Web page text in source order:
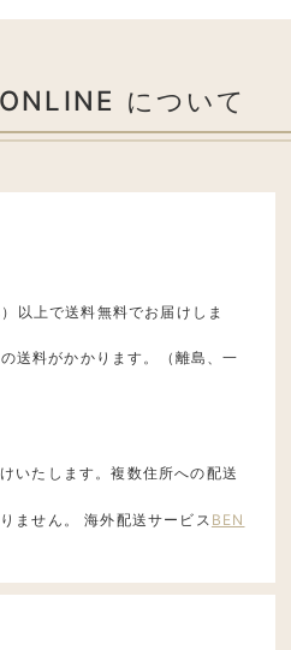
について
以上で送料無料でお届けしま
送料がかかります。（離島、一
いたします。複数住所への配送
ません。 海外配送サービス BEN